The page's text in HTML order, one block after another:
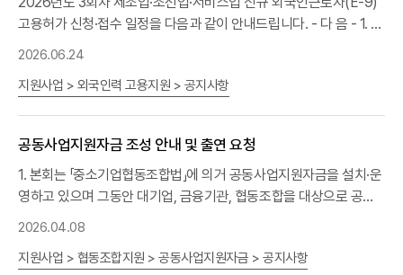
구 분시상 내용기업(5점)ㅇ 평가 결과에 따라 상위 5개 기업을 '대
부 장관상 1점(종합대상, 상금 500만원) - 중소기업중앙회 회장상 1
점, 안전보건공단 이사장상 1점, 재단법인 이사장상 2점(대상, 상금
장상 1점(상금 200만원) - 산업안전상생재단 이사장상 1점(상금
200만원) - 제출서류 및 세부내용 : 붙임 공고문 참조 나. 신청기간 :
2026. 7. 20(월) ~ 9.4(금)다. 신청방법 : 제출 서류를 하나의 파일로
의 - 산업안전상생재단 02-742-7021 - 중소기업중앙회 02-2124-
3275
고용허가 신청·접수 일정을 다음과 같이 안내드립니다. - 다 음 - 1. 배
정인원 : 11,040명 [ 제 조 업 ( 광 업 ) : 9 , 0 2 0 명, 서비스업 ( 음식
회 접수기간: 2026.7.6(월) ~ 7.20(월), 12:00(정오)까지 ※ 7. 2 0 (
신청 및 발급 과정 워크넷 내국인 구인등록(7일)⇨신청서류 접수* 7.
6 ( 월 ) ~ 7. 2 0( 월 )⇨합격자 발표*8.4(화)14시, 16시⇨고용허가
서 발급* 8. 5(수) ~ 8. 11(화)(제조업, 광업) * 8. 12 (수) ~ 8.19
(수)(임업, 서비스업, 음식업, 호텔•콘도업)⇨수수료납입 3. 신청방
두 가능) - 접속경로: [중소기업중앙회 홈페이지] - [지원사업] - [외
2026.06.24
지원사업 > 외국인력 고용지원 > 공지사항
공동사업지원자금 조성 안내 및 출연 요청
1. 본회는 「중소기업협동조합법」에 의거 공동사업지원자금을 설치·운
영하고 있으며 그동안 대기업, 금융기관, 협동조합을 대상으로 공동
사업지원자금 출연 활동을 지속적으로 전개하고 있습니다.2. 이에 따
공동사업 활성화를 통해 중소기업 자발적 성장을 지원할 수 있는 공
2026.04.08
지원사업 > 협동조합지원 > 공동사업지원자금 > 공지사항